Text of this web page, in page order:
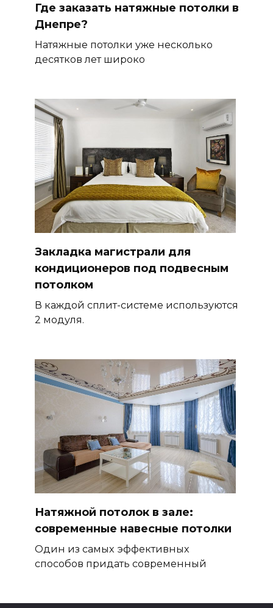
Где заказать натяжные потолки в
Днепре?
Натяжные потолки уже несколько
десятков лет широко
Закладка магистрали для
кондиционеров под подвесным
потолком
В каждой сплит-системе используются
2 модуля.
Натяжной потолок в зале:
современные навесные потолки
Один из самых эффективных
способов придать современный